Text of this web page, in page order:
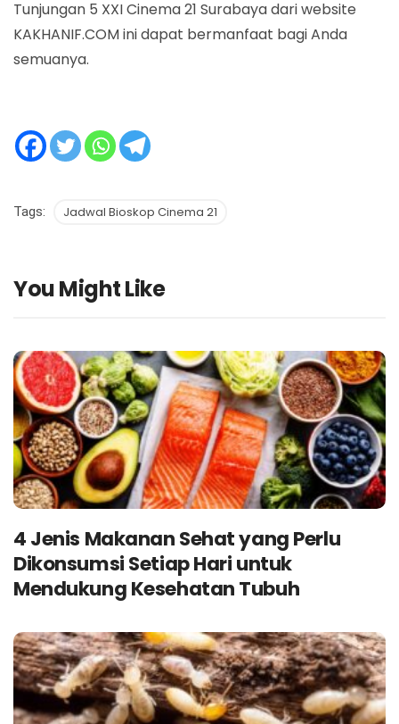
Tunjungan 5 XXI Cinema 21 Surabaya dari website
KAKHANIF.COM ini dapat bermanfaat bagi Anda
semuanya.
Tags: Jadwal Bioskop Cinema 21
You Might Like
4 Jenis Makanan Sehat yang Perlu
Dikonsumsi Setiap Hari untuk
Mendukung Kesehatan Tubuh